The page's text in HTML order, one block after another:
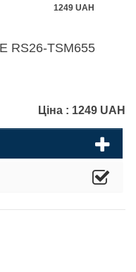
1249 UAH
RS26-TSM655
Ціна : 1249 UAH